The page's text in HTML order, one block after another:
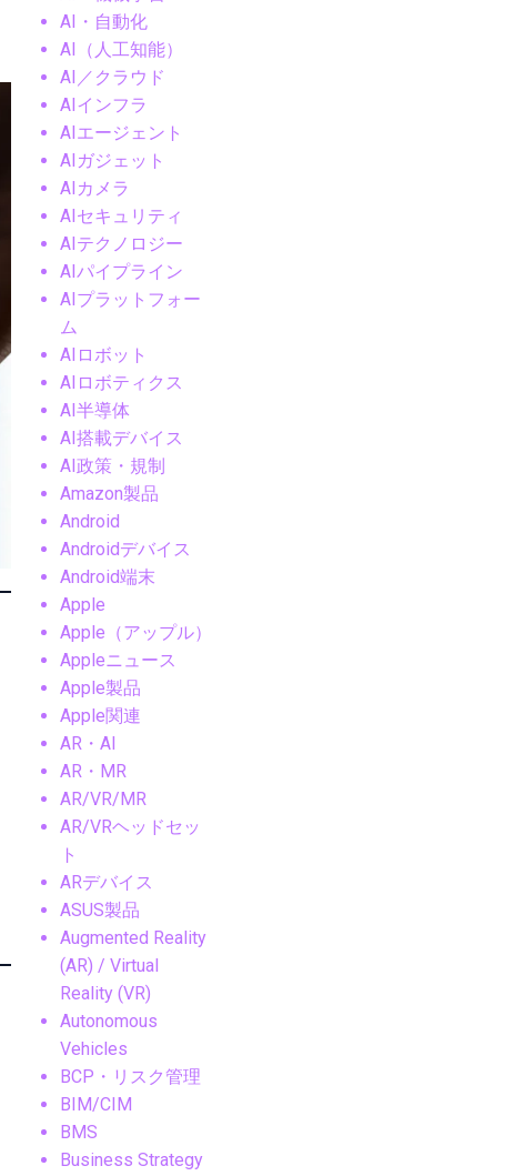
AI・自動化
AI（人工知能）
AI／クラウド
AIインフラ
AIエージェント
AIガジェット
AIカメラ
AIセキュリティ
AIテクノロジー
AIパイプライン
AIプラットフォー
ム
AIロボット
AIロボティクス
AI半導体
AI搭載デバイス
AI政策・規制
Amazon製品
Android
Androidデバイス
Android端末
Apple
Apple（アップル）
Appleニュース
Apple製品
Apple関連
AR・AI
AR・MR
AR/VR/MR
AR/VRヘッドセッ
ト
ARデバイス
ASUS製品
Augmented Reality
(AR) / Virtual
Reality (VR)
Autonomous
Vehicles
BCP・リスク管理
BIM/CIM
BMS
Business Strategy